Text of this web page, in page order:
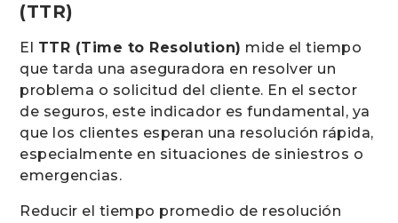
(TTR)
El TTR (Time to Resolution) mide el tiempo
que tarda una aseguradora en resolver un
problema o solicitud del cliente. En el sector
de seguros, este indicador es fundamental, ya
que los clientes esperan una resolución rápida,
especialmente en situaciones de siniestros o
emergencias.
Reducir el tiempo promedio de resolución